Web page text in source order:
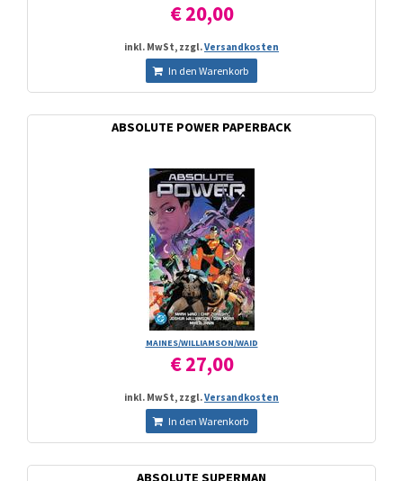
€ 20,00
inkl. MwSt, zzgl.Versandkosten
In den Warenkorb
ABSOLUTE POWER PAPERBACK
MAINES/­WILLIAMSON/­WAID
€ 27,00
inkl. MwSt, zzgl.Versandkosten
In den Warenkorb
ABSOLUTE SUPERMAN